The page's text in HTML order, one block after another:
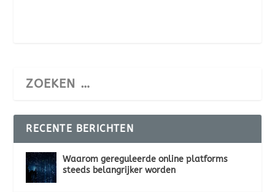
RECENTE BERICHTEN
Waarom gereguleerde online platforms
steeds belangrijker worden